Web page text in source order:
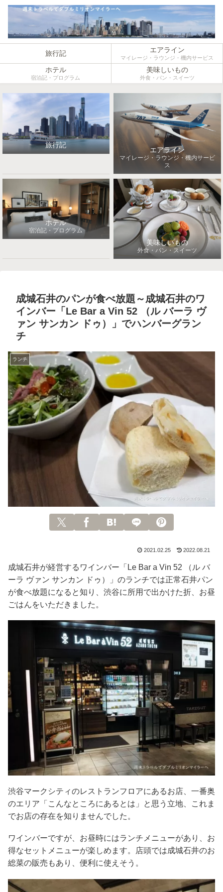
旅行記 エアライン
マイレージ・ラウンジ・機内サービス
ホテル
宿泊記・プログラム
美味しいもの
外食・パン・スイーツ
旅行記
エアライン
マイレージ・ラウンジ・機内サービ
ス
ホテル
宿泊記・プログラム
美味しいもの
外食・パン・スイーツ
成城石井のパンが食べ放題～成城石井のワ
インバー「Le Bar a Vin 52 （ル バーラ ヴ
ァン サンカン ドゥ）」でハンバーグラン
チ
ランチ
2021.02.25 2022.08.21
成城石井が経営するワインバー「Le Bar a Vin 52 （ル バ
ーラ ヴァン サンカン ドゥ）」のランチでは正常石井パン
が食べ放題になると知り、渋谷に所用で出かけた折、お昼
ごはんをいただきました。
渋谷マークシティのレストランフロアにあるお店、一番奥
のエリア「こんなところにあるとは」と思う立地、これま
でお店の存在を知りませんでした。
ワインバーですが、お昼時にはランチメニューがあり、お
得なセットメニューが楽しめます。店頭では成城石井のお
総菜の販売もあり、便利に使えそう。